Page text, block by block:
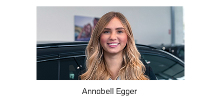
Annabell Egger